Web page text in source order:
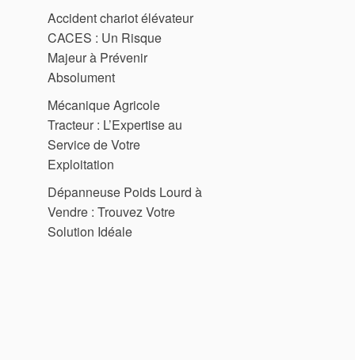
Accident chariot élévateur
CACES : Un Risque
Majeur à Prévenir
Absolument
Mécanique Agricole
Tracteur : L’Expertise au
Service de Votre
Exploitation
Dépanneuse Poids Lourd à
Vendre : Trouvez Votre
Solution Idéale